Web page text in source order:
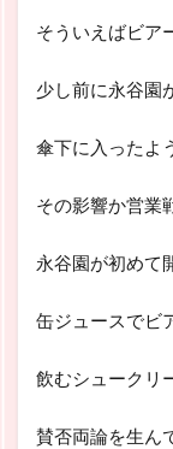
そういえばビア
少し前に永谷園
傘下に入ったよ
その影響か営業
永谷園が初めて
缶ジュースでビ
飲むシュークリ
賛否両論を生ん